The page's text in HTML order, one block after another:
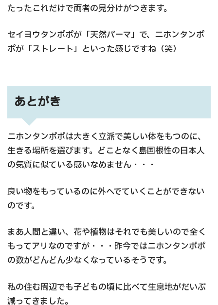
たったこれだけで両者の見分けがつきます。
セイヨウタンポポが「天然パーマ」で、ニホンタンポ
ポが「ストレート」といった感じですね（笑）
あとがき
ニホンタンポポは大きく立派で美しい体をもつのに、
生きる場所を選びます。どことなく島国根性の日本人
の気質に似ている感いなめません・・・
良い物をもっているのに外へでていくことができない
のです。
まあ人間と違い、花や植物はそれでも美しいので全く
もってアリなのですが・・・昨今ではニホンタンポポ
の数がどんどん少なくなっているそうです。
私の住む周辺でも子どもの頃に比べて生息地がだいぶ
減ってきました。